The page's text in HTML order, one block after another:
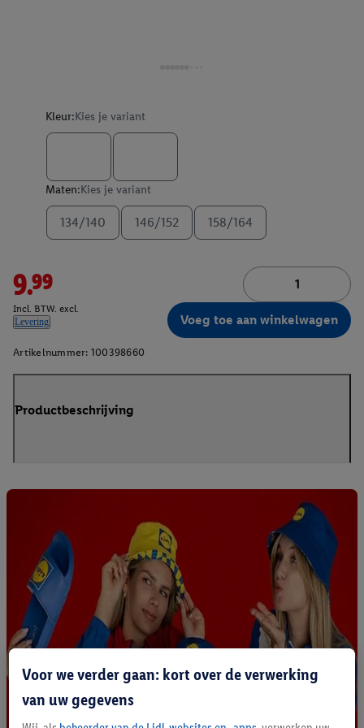
Kleur:Kies je variant
Maten:Kies je variant
134/140 146/152 158/164
9.99
Incl. BTW. excl.
Levering
Voeg toe aan winkelwagen
Artikelnummer: 100398660
Productbeschrijving
Voor we verder gaan: kort over de verwerking
van uw gegevens